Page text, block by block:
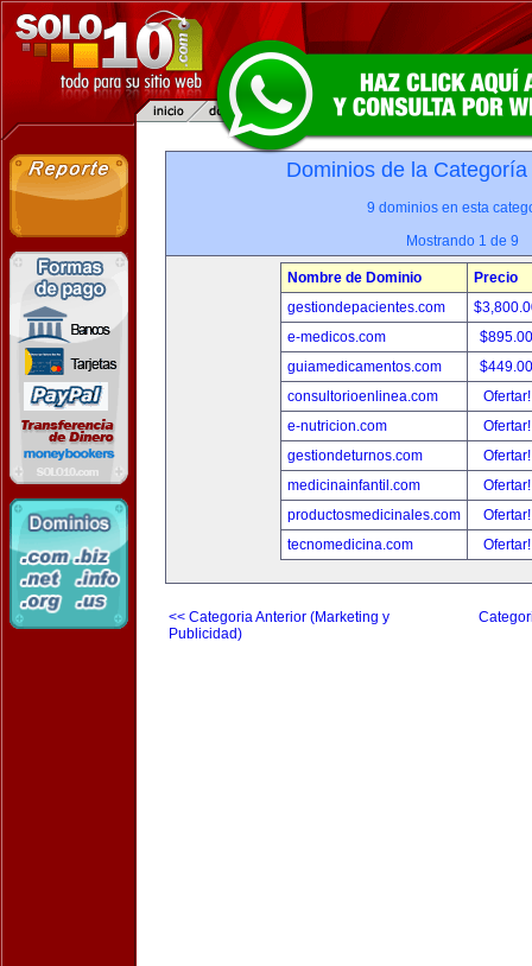
Dominios de la
9 dominios en esta
Mostrando 1 de 9
Nombre de Dominio
Precio
gestiondepacientes.com
e-medicos.com
guiamedicamentos.com
consultorioenlinea.com
e-nutricion.com
gestiondeturnos.com
medicinainfantil.com
productosmedicinales.com
tecnomedicina.com
<< Categoria Anterior (Marketing y
Publicidad)